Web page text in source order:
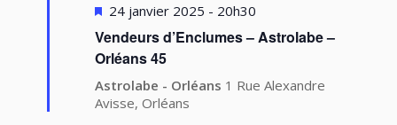
Mis
avant
24 janvier 2025 - 20h30
Vendeurs d’Enclumes – Astrolabe –
Orléans 45
Astrolabe - Orléans 1 Rue Alexandre
Avisse, Orléans